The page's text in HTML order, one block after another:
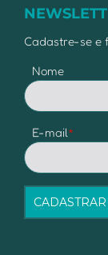
Cadastre-se e
Nome
E-mail*
CADASTRAR